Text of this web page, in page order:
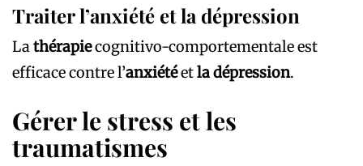
Traiter l’anxiété et la dépression
Lathérapiecognitivo-comportementale est
efficace contre l’anxiétéetla dépression.
Gérer le stress et les
traumatismes